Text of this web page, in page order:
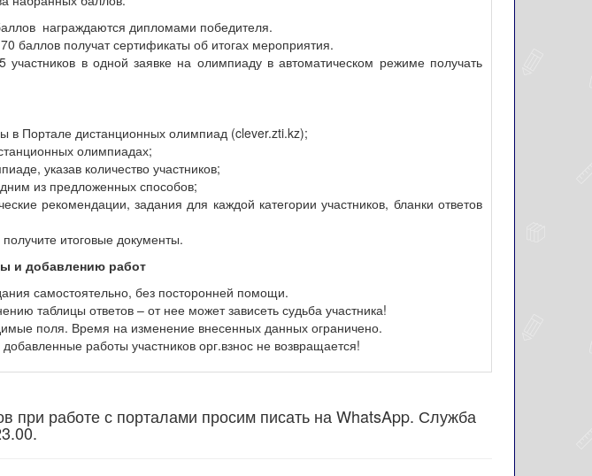
награждаются дипломами победителя.
баллов получат сертификаты об итогах мероприятия.
участников в одной заявке на олимпиаду в автоматическом режиме получать
в Портале дистанционных олимпиад (clever.zti.kz);
олимпиадах;
указав количество участников;
из предложенных способов;
рекомендации, задания для каждой категории участников, бланки ответов
итоговые документы.
и добавлению работ
самостоятельно, без посторонней помощи.
таблицы ответов – от нее может зависеть судьба участника!
поля. Время на изменение внесенных данных ограничено.
работы участников орг.взнос не возвращается!
при работе с порталами просим писать на WhatsApp. Служба